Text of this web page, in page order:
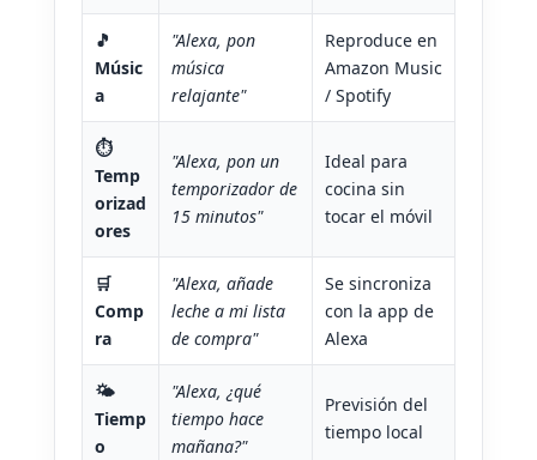
🎵
Músic
a
"Alexa, pon
música
relajante"
Reproduce en
Amazon Music
/ Spotify
⏱️
Temp
orizad
ores
"Alexa, pon un
temporizador de
15 minutos"
Ideal para
cocina sin
tocar el móvil
🛒
Comp
ra
"Alexa, añade
leche a mi lista
de compra"
Se sincroniza
con la app de
Alexa
🌤️
Tiemp
o
"Alexa, ¿qué
tiempo hace
mañana?"
Previsión del
tiempo local